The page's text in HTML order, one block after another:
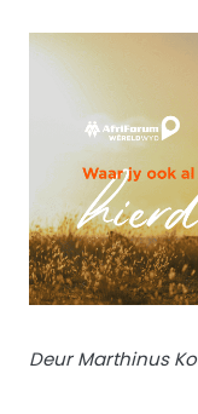
Deur Marthinus